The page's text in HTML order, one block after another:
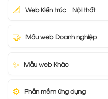
📐 Web Kiến trúc – Nội thất
🤝 Mẫu web Doanh nghiệp
✨ Mẫu web Khác
⚙️ Phần mềm ứng dụng